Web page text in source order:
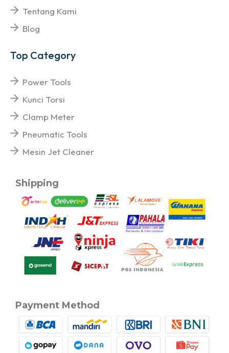
Tentang Kami
Blog
Top Category
Power Tools
Kunci Torsi
Clamp Meter
Pneumatic Tools
Mesin Jet Cleaner
Shipping
Payment Method